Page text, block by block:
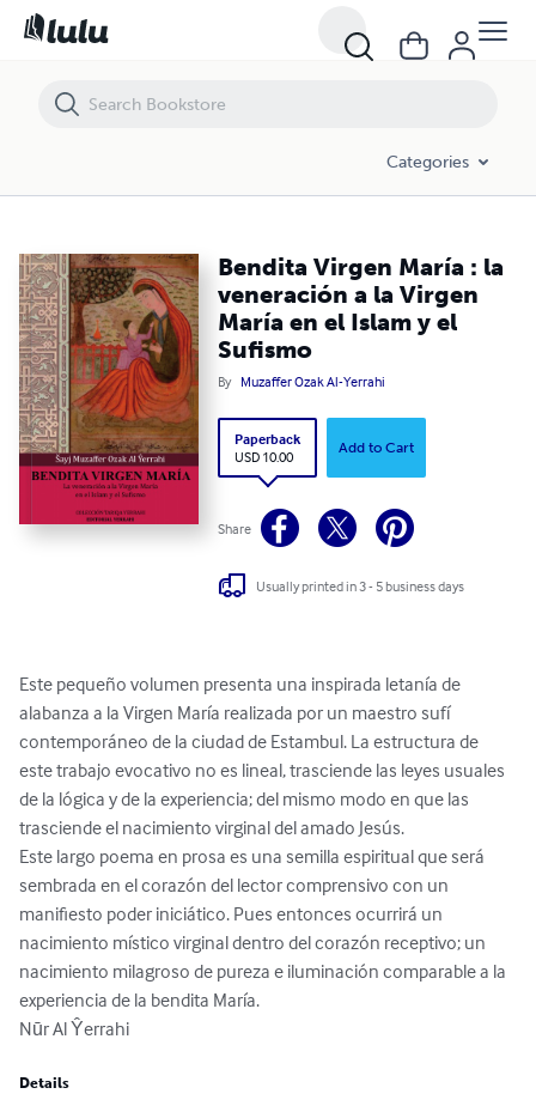
Categories
Bendita Virgen María : la
veneración a la Virgen
María en el Islam y el
Sufismo
By Muzaffer Ozak Al-Yerrahi
Paperback
USD 10.00
Add to Cart
Share
Usually printed in 3 - 5 business days
Este pequeño volumen presenta una inspirada letanía de
alabanza a la Virgen María realizada por un maestro sufí
contemporáneo de la ciudad de Estambul. La estructura de
este trabajo evocativo no es lineal, trasciende las leyes usuales
de la lógica y de la experiencia; del mismo modo en que las
trasciende el nacimiento virginal del amado Jesús.
Este largo poema en prosa es una semilla espiritual que será
sembrada en el corazón del lector comprensivo con un
manifiesto poder iniciático. Pues entonces ocurrirá un
nacimiento místico virginal dentro del corazón receptivo; un
nacimiento milagroso de pureza e iluminación comparable a la
experiencia de la bendita María.
Nūr Al Ŷerrahi
Details
Bendita Virgen María : la veneración a la Virgen María en el Islam y el